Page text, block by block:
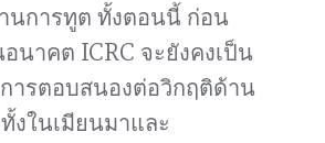
นการทูต ทั้งตอนนี้ ก่อน
นาคต ICRC จะยังคงเป็น
ารตอบสนองต่อวิกฤติด้าน
งในเมียนมาและ